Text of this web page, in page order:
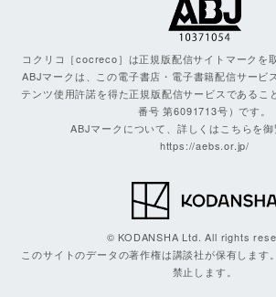
コクリコ［cocreco］は正規版配信サイトマークを
ABJマークは、この電子書店・電子書籍配信サービ
テンツ使用許諾を得た正規版配信サービスであるこ
番号 第6091713号）です。
ABJマークについて、詳しくはこちらを御
https://aebs.or.jp/
© KODANSHA Ltd. All rights
このサイトのデータの著作権は講談社が保有します
禁止します。